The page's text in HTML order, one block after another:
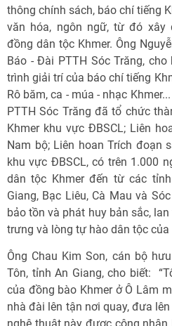
thông chính sách, báo chí tiếng
văn hóa, ngôn ngữ, từ đó xây
đồng dân tộc Khmer. Ông
Báo - Đài PTTH Sóc Trăng,
trình giải trí của báo chí tiếng
Rô băm, ca - múa - nhạc
PTTH Sóc Trăng đã tổ chức
Khmer khu vực ĐBSCL; Liên
Nam bộ; Liên hoan Trích đoạn
khu vực ĐBSCL, có trên 1.000
dân tộc Khmer đến từ các
Giang, Bạc Liêu, Cà Mau và
bảo tồn và phát huy bản sắc,
trưng và lòng tự hào dân tộc
Ông Chau Kim Son, cán bộ
Tôn, tỉnh An Giang, cho biết:
của đồng bào Khmer ở Ô Lâm
nhà đài lên tận nơi quay, đưa
nghệ thuật này được công